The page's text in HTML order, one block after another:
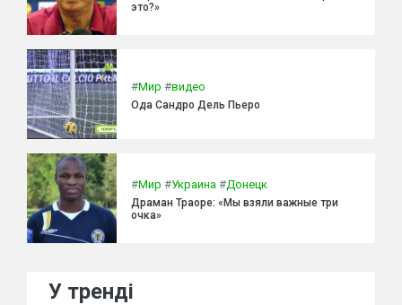
это?»
#Мир #видео
Ода Сандро Дель Пьеро
#Мир #Украина #Донецк
Драман Траоре: «Мы взяли важные три
очка»
У тренді